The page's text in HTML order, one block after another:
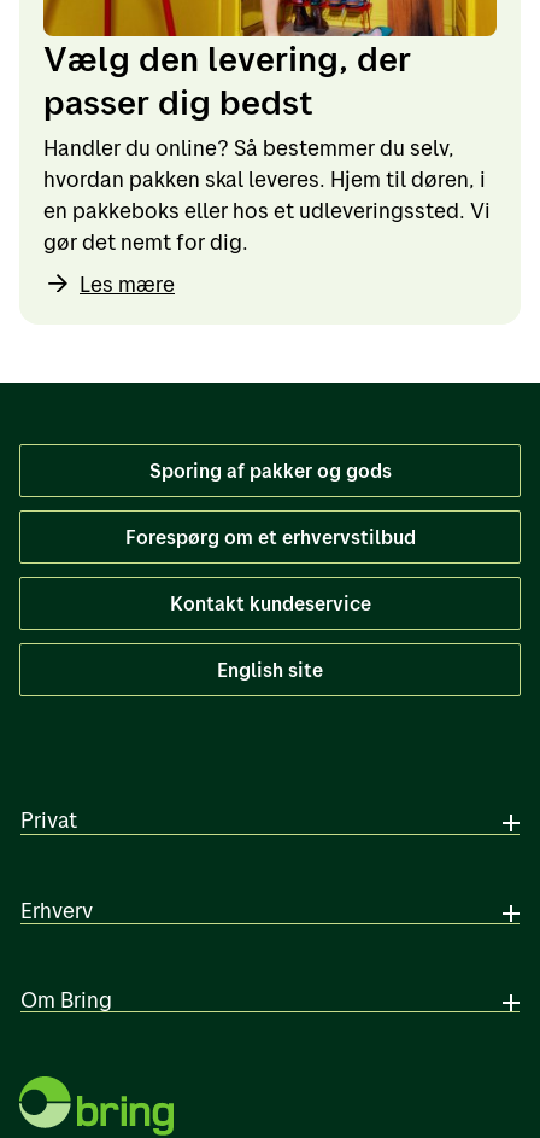
Vælg den levering, der
passer dig bedst
Handler du online? Så bestemmer du selv,
hvordan pakken skal leveres. Hjem til døren, i
en pakkeboks eller hos et udleveringssted. Vi
gør det nemt for dig.
Les mære
Sporing af pakker og gods
Forespørg om et erhvervstilbud
Kontakt kundeservice
English site
Privat
Erhverv
Om Bring